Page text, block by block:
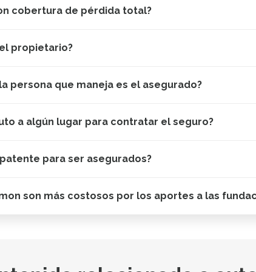
cobertura de pérdida total?
propietario?
persona que maneja es el asegurado?
a algún lugar para contratar el seguro?
para ser asegurados?
son más costosos por los aportes a las